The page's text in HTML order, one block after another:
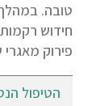
טובה.
חידוש
פירוק
הטיפול